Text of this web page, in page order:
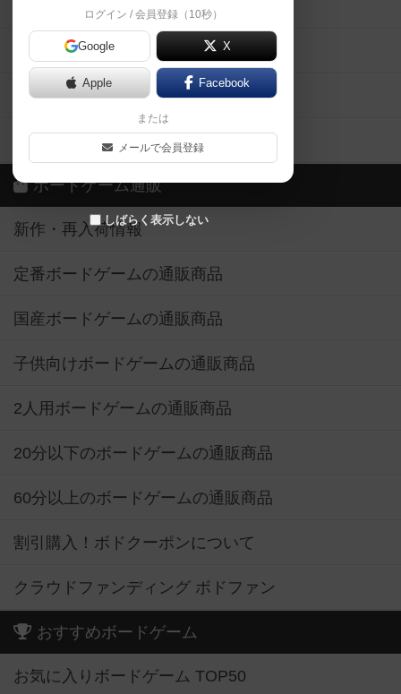
ログイン / 会員登録（10秒）
Google X
Apple Facebook
または
メールで会員登録
しばらく表示しない
掲示板・トピックス
ボドとも・会員一覧
ボードゲーム業界コラム
ボドゲーマご利用案内
ボードゲーム通販
新作・再入荷情報
定番ボードゲームの通販商品
国産ボードゲームの通販商品
子供向けボードゲームの通販商品
2人用ボードゲームの通販商品
20分以下のボードゲームの通販商品
60分以上のボードゲームの通販商品
割引購入！ボドクーポンについて
クラウドファンディング ボドファン
おすすめボードゲーム
お気に入りボードゲーム TOP50